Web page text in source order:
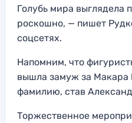
Голубь мира выглядела
роскошно, — пишет
соцсетях.
Напомним, что
вышла замуж за Макара
фамилию, став
Торжественное